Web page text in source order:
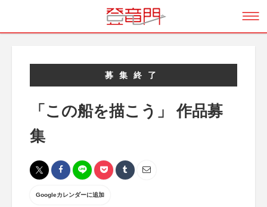
募集終了
「この船を描こう」 作品募
集
Googleカレンダーに追加